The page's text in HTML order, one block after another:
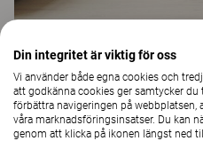
Din integritet är viktig för oss
Vi använder både egna cookies och
att godkänna cookies ger samtycker
förbättra navigeringen på webbplatsen,
våra marknadsföringsinsatser. Du kan
genom att klicka på ikonen längst ned